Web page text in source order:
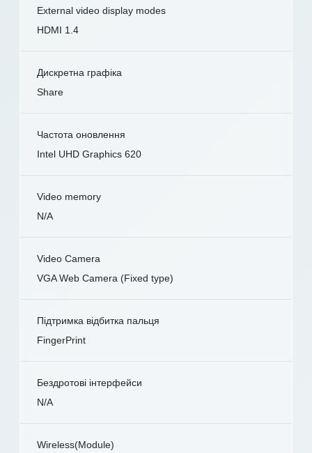
External video display modes
HDMI 1.4
Дискретна графіка
Share
Частота оновлення
Intel UHD Graphics 620
Video memory
N/A
Video Camera
VGA Web Camera (Fixed type)
Підтримка відбитка пальця
FingerPrint
Бездротові інтерфейси
N/A
Wireless(Module)